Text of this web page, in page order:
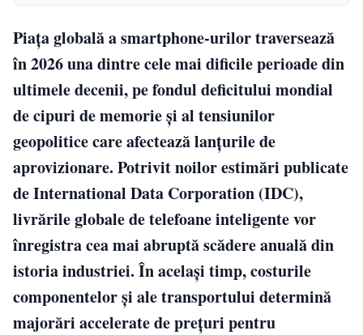
Piața globală a smartphone-urilor traversează
în 2026 una dintre cele mai dificile perioade din
ultimele decenii, pe fondul deficitului mondial
de cipuri de memorie și al tensiunilor
geopolitice care afectează lanțurile de
aprovizionare. Potrivit noilor estimări publicate
de International Data Corporation (IDC),
livrările globale de telefoane inteligente vor
înregistra cea mai abruptă scădere anuală din
istoria industriei. În același timp, costurile
componentelor și ale transportului determină
majorări accelerate de prețuri pentru